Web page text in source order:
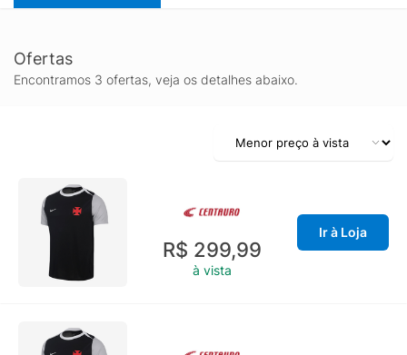
Ofertas
Encontramos 3 ofertas, veja os detalhes abaixo.
R$ 299,99
à vista
Ir à Loja